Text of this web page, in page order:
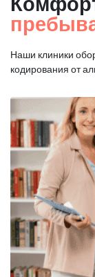
Наши клиники
кодирования от